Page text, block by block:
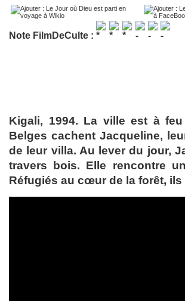
Note FilmDeCulte :
Kigali, 1994. La ville est à
Belges cachent Jacqueline,
de leur villa. Au lever du jour,
travers bois. Elle rencontre
Réfugiés au cœur de la forêt,